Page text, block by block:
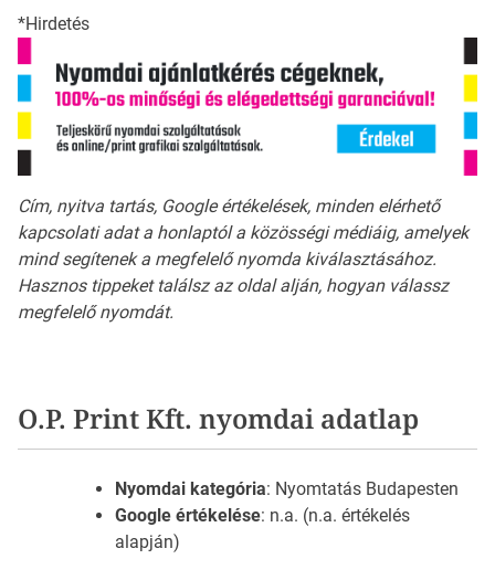
*Hirdetés
Cím, nyitva tartás, Google értékelések, minden elérhető
kapcsolati adat a honlaptól a közösségi médiáig, amelyek
mind segítenek a megfelelő nyomda kiválasztásához.
Hasznos tippeket találsz az oldal alján, hogyan válassz
megfelelő nyomdát.
O.P. Print Kft. nyomdai adatlap
Nyomdai kategória: Nyomtatás Budapesten
Google értékelése: n.a. (n.a. értékelés
alapján)